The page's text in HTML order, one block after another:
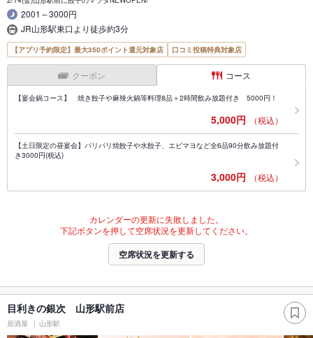
2001～3000円
JR山形駅東口より徒歩約3分
【アプリ予約限定】最大350ポイント還元対象店 口コミ投稿特典対象店
クーポン コース
【宴会鍋コース】 焼き餃子や麻辣火鍋等料理8品＋2時間飲み放題付き 5000円！
5,000円 （税込）
【土日限定の昼宴会】パリパリ焼餃子や水餃子、エビマヨなど全6品90分飲み放題付
き3000円(税込)
3,000円 （税込）
カレンダーの更新に失敗しました。
下記ボタンを押して空席状況を更新してください。
空席状況を更新する
目利きの銀次 山形駅前店
居酒屋 山形駅